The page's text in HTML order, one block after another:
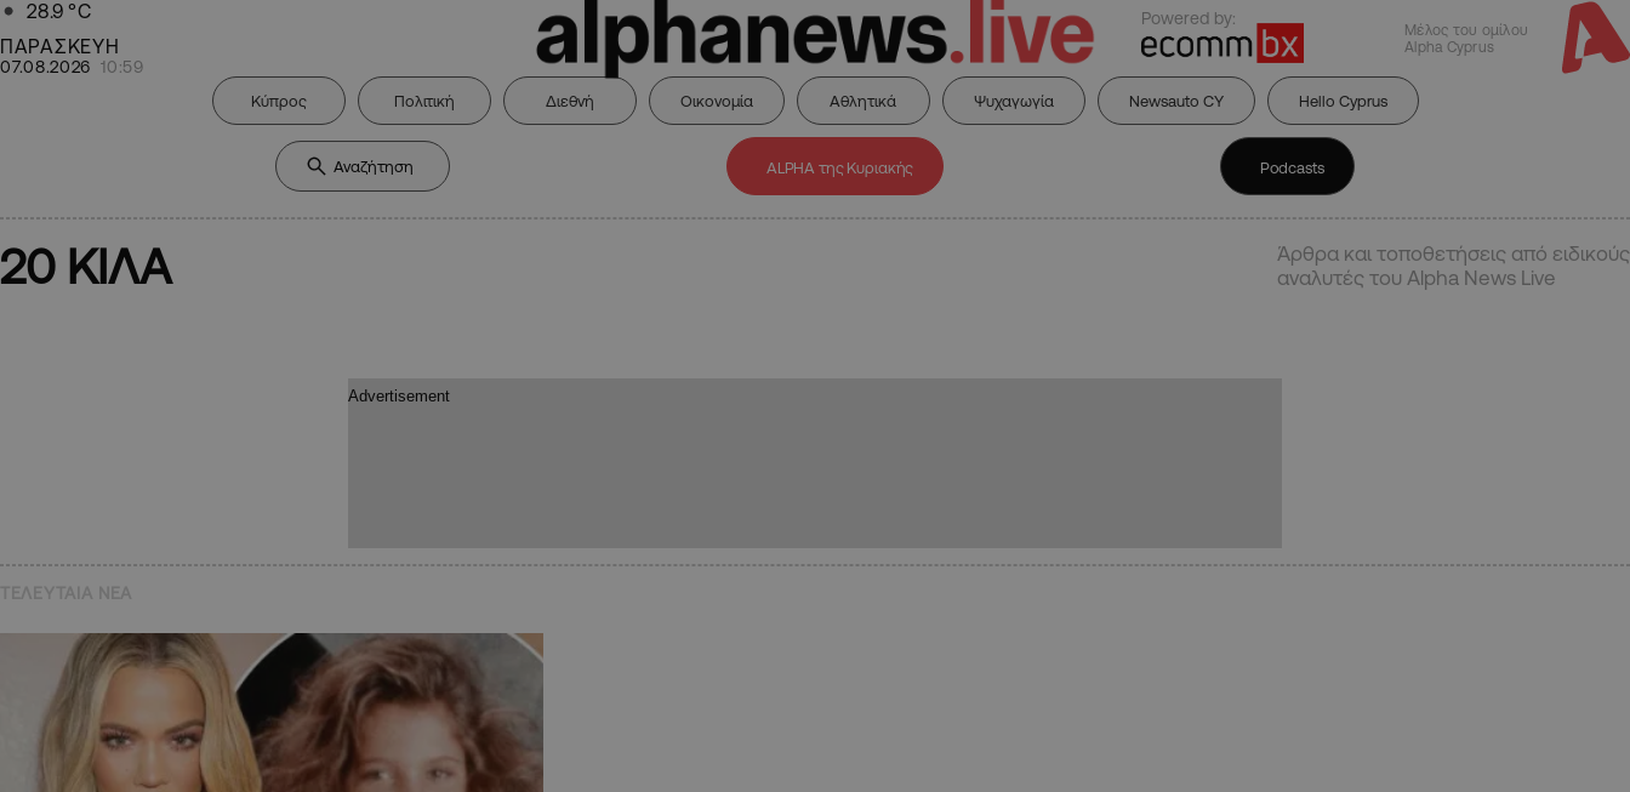
28.9 °C
ΠΑΡΑΣΚΕΥΗ
07.08.2026 10:59
Powered by:
Μέλος του ομίλου
Alpha Cyprus
Κύπρος Πολιτική Διεθνή Οικονομία Αθλητικά Ψυχαγωγία Newsauto CY Hello Cyprus
ALPHA της Κυριακής Podcasts
20 ΚΙΛΑ
Άρθρα και τοποθετήσεις από ειδικούς
αναλυτές του Alpha News Live